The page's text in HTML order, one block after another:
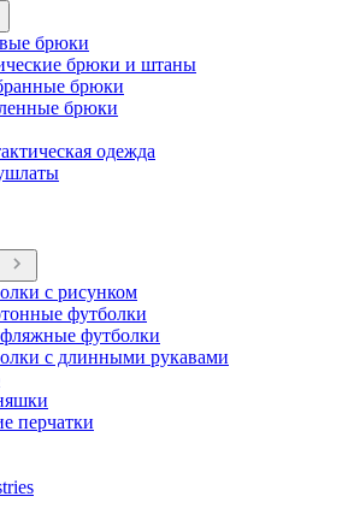
брюки
брюки и штаны
брюки
брюки
одежда
с рисунком
футболки
футболки
с длинными рукавами
перчатки